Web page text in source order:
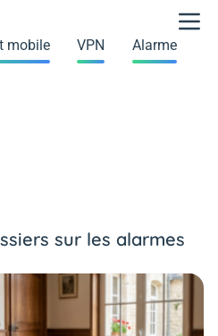
mobile VPN Alarme
sur les alarmes